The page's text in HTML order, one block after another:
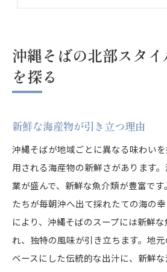
中部の沖縄そばに隠された地元
地元の人々に愛される理由
中部のそば店の特徴
伝統と革新の融合
中部の食文化が育むそば
沖縄そばを通じて感じる各地
そばが語る地域の歴史
沖縄そばの北部スタ
を探る
新鮮な海産物が引き立つ理由
沖縄そばが地域ごとに異なる味わい
用される海産物の新鮮さがあります
業が盛んで、新鮮な魚介類が豊富で
たちが毎朝沖へ出て採れたての海の
により、沖縄そばのスープには新鮮
れ、独特の風味が引き立ちます。地
ベースにした伝統的な出汁に、新鮮